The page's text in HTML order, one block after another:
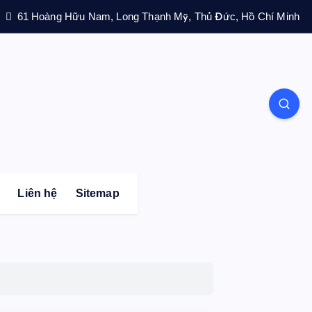
61 Hoàng Hữu Nam, Long Thạnh Mỹ, Thủ Đức, Hồ Chí Minh
Liên hệ Sitemap